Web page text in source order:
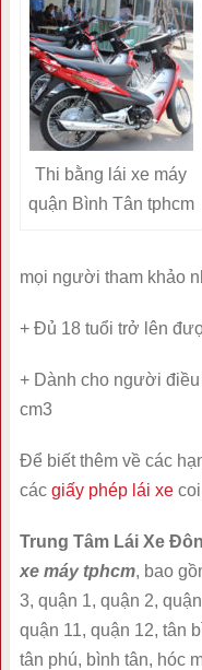
Thi bằng lái xe máy
quận Bình Tân tphcm
mọi người tham khảo
+ Đủ 18 tuổi trở lên
+ Dành cho người
cm3
Để biết thêm về các
các giấy phép lái xecoi
Trung Tâm Lái Xe
xe máy tphcm, bao
3, quận 1, quận 2,
quận 11, quận 12, tân
tân phú, bình tân, hóc